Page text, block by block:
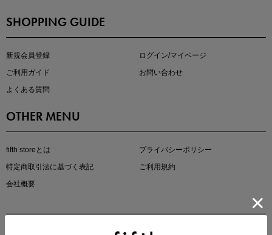
大人の着映えアイテム5選
マストバイアイテム
SHOPPING GUIDE
新規会員登録
ログイン/マイページ
ご利用ガイド
お問い合わせ
よくある質問
OTHER MENU
fifth storeとは
プライバシーポリシー
特定商取引法に基づく表記
ご利用規約
会社概要